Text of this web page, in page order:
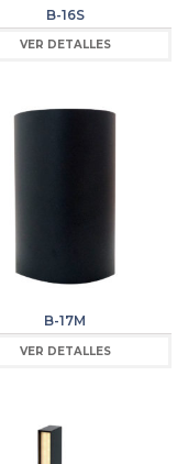
B-16S
VER DETALLES
B-17M
VER DETALLES